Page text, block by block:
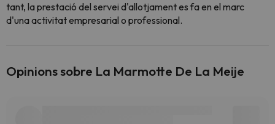
tant, la prestació del servei d'allotjament es fa en el marc
d'una activitat empresarial o professional.
Opinions sobre La Marmotte De La Meije